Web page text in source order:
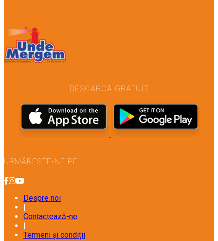
DESCARCĂ GRATUIT
URMĂREȘTE-NE PE
Despre noi
Contactează-ne
Termeni și condiții